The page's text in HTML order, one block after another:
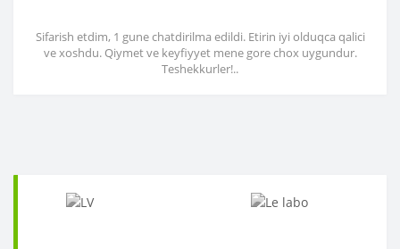
Sifarish etdim, 1 gune chatdirilma edildi. Etirin iyi olduqca qalici
ve xoshdu. Qiymet ve keyfiyyet mene gore chox uygundur.
Teshekkurler!..